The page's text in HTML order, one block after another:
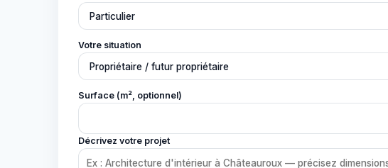
Votre situation
Surface (m², optionnel)
Décrivez votre projet